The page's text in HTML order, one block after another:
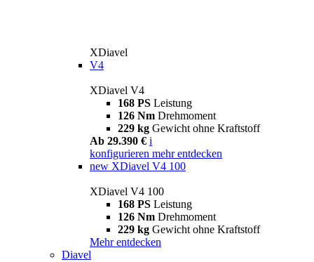
XDiavel
V4
XDiavel V4
168 PS Leistung
126 Nm Drehmoment
229 kg Gewicht ohne Kraftstoff
Ab 29.390 € i
konfigurieren mehr entdecken
new XDiavel V4 100
XDiavel V4 100
168 PS Leistung
126 Nm Drehmoment
229 kg Gewicht ohne Kraftstoff
Mehr entdecken
Diavel